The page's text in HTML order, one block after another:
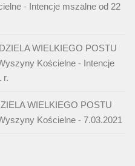
- Intencje mszalne od 22
WIELKIEGO POSTU
Kościelne - Intencje
r.
WIELKIEGO POSTU
Kościelne - 7.03.2021